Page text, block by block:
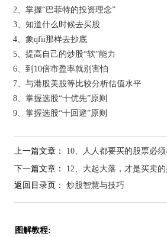
2、掌握“巴菲特的投资理念”
3、知道什么时候去买股
4、象qfii那样去抄底
5、提高自己的炒股“软”能力
6、到10倍市盈率就别害怕
7、与港股美股等比较分析估值水平
8、掌握选股“十优先”原则
9、掌握选股“十回避”原则
上一篇文章： 10、人人都要买的股票必
下一篇文章： 12、大起大落，才是买卖
返回目录页： 炒股智慧与技巧
图解教程: